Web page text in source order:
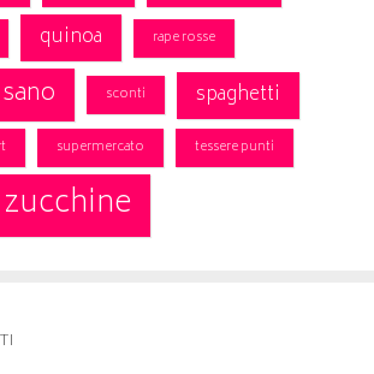
quinoa rape rosse
sano sconti spaghetti
supermercato tessere punti
zucchine